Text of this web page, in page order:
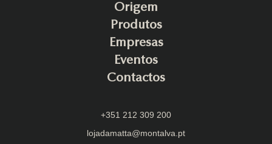
Origem
Produtos
Empresas
Eventos
Contactos
+351 212 309 200
lojadamatta@montalva.pt